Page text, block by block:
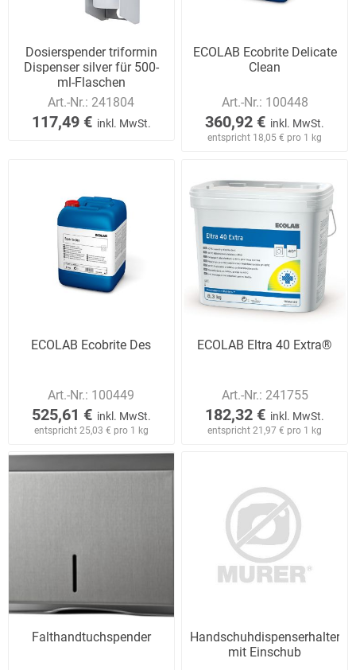
Dosierspender triformin
Dispenser silver für 500-
ml-Flaschen
Art.-Nr.: 241804
117,49 € inkl. MwSt.
ECOLAB Ecobrite Delicate
Clean
Art.-Nr.: 100448
360,92 € inkl. MwSt.
entspricht 18,05 € pro 1 kg
ECOLAB Ecobrite Des
Art.-Nr.: 100449
525,61 € inkl. MwSt.
entspricht 25,03 € pro 1 kg
ECOLAB Eltra 40 Extra®
Art.-Nr.: 241755
182,32 € inkl. MwSt.
entspricht 21,97 € pro 1 kg
Falthandtuchspender
Handschuhdispenserhalter
mit Einschub